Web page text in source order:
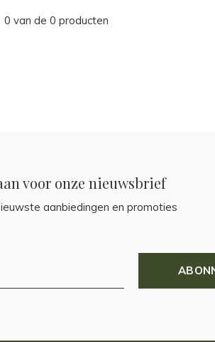
0 van de 0 producten
voor onze nieuwsbrief
aanbiedingen en promoties